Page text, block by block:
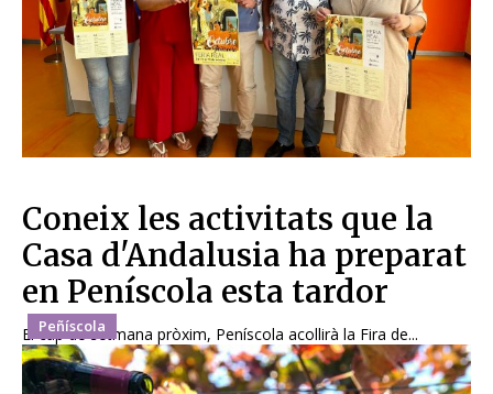
Peñíscola
Coneix les activitats que la
Casa d'Andalusia ha preparat
en Peníscola esta tardor
El cap de setmana pròxim, Peníscola acollirà la Fira de...